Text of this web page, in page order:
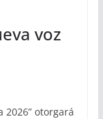
voz
2026” otorgará